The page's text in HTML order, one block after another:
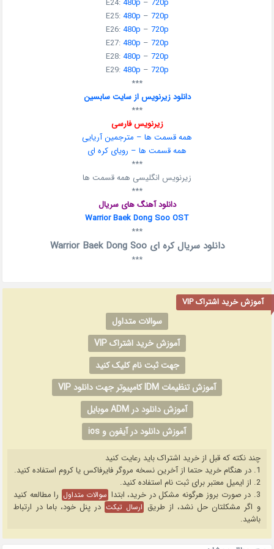
E24:480p – 720p
E25:480p – 720p
E26:480p – 720p
E27:480p – 720p
E28:480p – 720p
E29:480p – 720p
***
دانلود زیرنویس از سایت سابسین
***
زیرنویس فارسی
همه قسمت ها – مترجمین آریایی
همه قسمت ها – رویای کره ای
***
زیرنویس انگلیسی همه قسمت ها
***
دانلود آهنگ های سریال
Warrior Baek Dong Soo OST
***
دانلود سریال کره ای Warrior Baek Dong Soo
***
آموزش خرید اشتراک VIP
سوالات متداول
آموزش خرید اشتراک VIP
جهت ثبت نام کلیک کنید
آموزش تنظیمات IDM کامپیوتر جهت دانلود VIP
آموزش دانلود در ADM موبایل
آموزش دانلود در آیفون و ios
چند نکته که قبل از خرید اشتراک باید رعایت کنید
1. در هنگام خرید حتما از آخرین نسخه مروگر فایرفاکس یا کروم استفاده کنید.
2. از ایمیل معتبر برای ثبت نام استفاده کنید.
3. در صورت بروز هرگونه مشکل در خرید، ابتدا
سوالات متداول را مطالعه کنید
و اگر مشکلتان حل نشد، از طریق ارسال تیکت در پنل خود، باما در ارتباط
باشید.